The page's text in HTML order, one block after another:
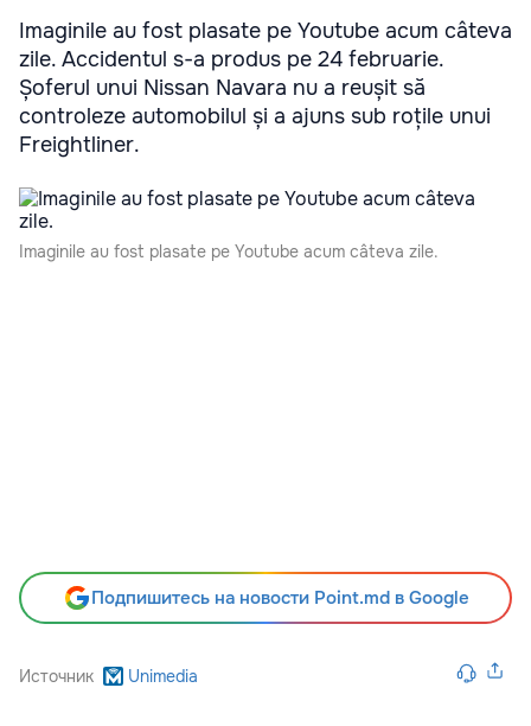
Imaginile au fost plasate pe Youtube acum câteva
zile. Accidentul s-a produs pe 24 februarie.
Șoferul unui Nissan Navara nu a reușit să
controleze automobilul și a ajuns sub roțile unui
Freightliner.
Imaginile au fost plasate pe Youtube acum câteva zile.
Подпишитесь на новости Point.md в Google
Источник Unimedia